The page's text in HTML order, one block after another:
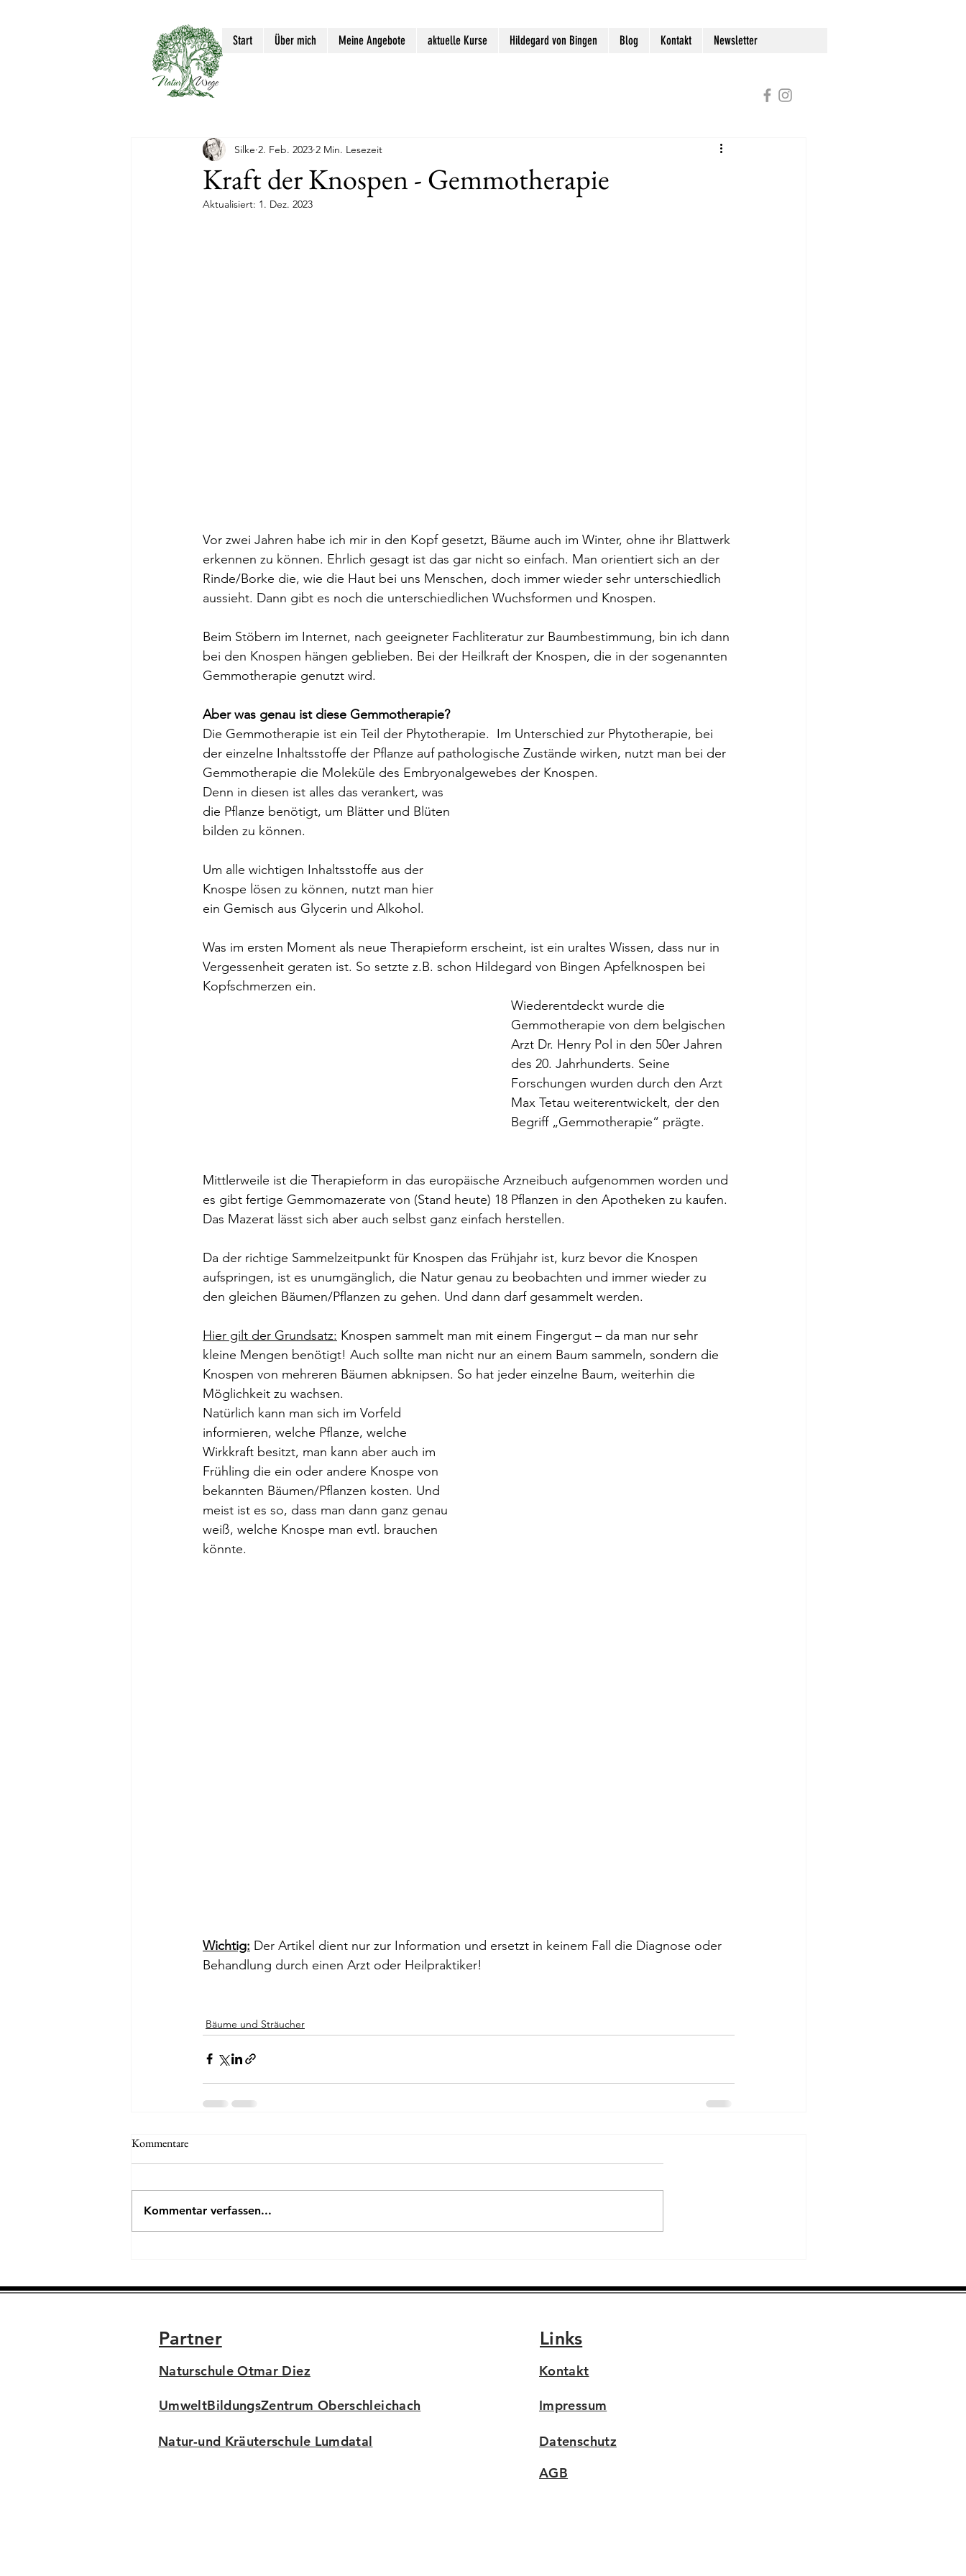
Start Über mich Meine Angebote aktuelle Kurse Hildegard von Bingen Blog Kontakt Newsletter
Kraft der Knospen - Gemmotherapie
Silke 2. Feb. 2023 2 Min. Lesezeit
Aktualisiert: 1. Dez. 2023
Vor zwei Jahren habe ich mir in den Kopf gesetzt, Bäume auch im Winter, ohne ihr Blattwerk
erkennen zu können. Ehrlich gesagt ist das gar nicht so einfach. Man orientiert sich an der
Rinde/Borke die, wie die Haut bei uns Menschen, doch immer wieder sehr unterschiedlich
aussieht. Dann gibt es noch die unterschiedlichen Wuchsformen und Knospen.
Beim Stöbern im Internet, nach geeigneter Fachliteratur zur Baumbestimmung, bin ich dann
bei den Knospen hängen geblieben. Bei der Heilkraft der Knospen, die in der sogenannten
Gemmotherapie genutzt wird.
Aber was genau ist diese Gemmotherapie?
Die Gemmotherapie ist ein Teil der Phytotherapie.  Im Unterschied zur Phytotherapie, bei
der einzelne Inhaltsstoffe der Pflanze auf pathologische Zustände wirken, nutzt man bei der
Gemmotherapie die Moleküle des Embryonalgewebes der Knospen.
Denn in diesen ist alles das verankert, was
die Pflanze benötigt, um Blätter und Blüten
bilden zu können.
Um alle wichtigen Inhaltsstoffe aus der
Knospe lösen zu können, nutzt man hier
ein Gemisch aus Glycerin und Alkohol.
Was im ersten Moment als neue Therapieform erscheint, ist ein uraltes Wissen, dass nur in
Vergessenheit geraten ist. So setzte z.B. schon Hildegard von Bingen Apfelknospen bei
Kopfschmerzen ein.
Wiederentdeckt wurde die
Gemmotherapie von dem belgischen
Arzt Dr. Henry Pol in den 50er Jahren
des 20. Jahrhunderts. Seine
Forschungen wurden durch den Arzt
Max Tetau weiterentwickelt, der den
Begriff „Gemmotherapie“ prägte.
Mittlerweile ist die Therapieform in das europäische Arzneibuch aufgenommen worden und
es gibt fertige Gemmomazerate von (Stand heute) 18 Pflanzen in den Apotheken zu kaufen.
Das Mazerat lässt sich aber auch selbst ganz einfach herstellen.
Da der richtige Sammelzeitpunkt für Knospen das Frühjahr ist, kurz bevor die Knospen
aufspringen, ist es unumgänglich, die Natur genau zu beobachten und immer wieder zu
den gleichen Bäumen/Pflanzen zu gehen. Und dann darf gesammelt werden.
Hier gilt der Grundsatz: Knospen sammelt man mit einem Fingergut – da man nur sehr
kleine Mengen benötigt! Auch sollte man nicht nur an einem Baum sammeln, sondern die
Knospen von mehreren Bäumen abknipsen. So hat jeder einzelne Baum, weiterhin die
Möglichkeit zu wachsen.
Natürlich kann man sich im Vorfeld
informieren, welche Pflanze, welche
Wirkkraft besitzt, man kann aber auch im
Frühling die ein oder andere Knospe von
bekannten Bäumen/Pflanzen kosten. Und
meist ist es so, dass man dann ganz genau
weiß, welche Knospe man evtl. brauchen
könnte.
Wichtig: Der Artikel dient nur zur Information und ersetzt in keinem Fall die Diagnose oder
Behandlung durch einen Arzt oder Heilpraktiker!
Bäume und Sträucher
Kommentare
Kommentar verfassen...
Partner
Naturschule Otmar Diez
UmweltBildungsZentrum Oberschleichach
Natur-und Kräuterschule Lumdatal
Links
Kontakt
Impressum
Datenschutz
AGB